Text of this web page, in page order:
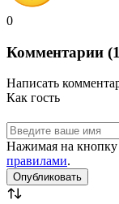
0
Комментарии
Написать
Как гость
Нажимая на кнопку
правилами.